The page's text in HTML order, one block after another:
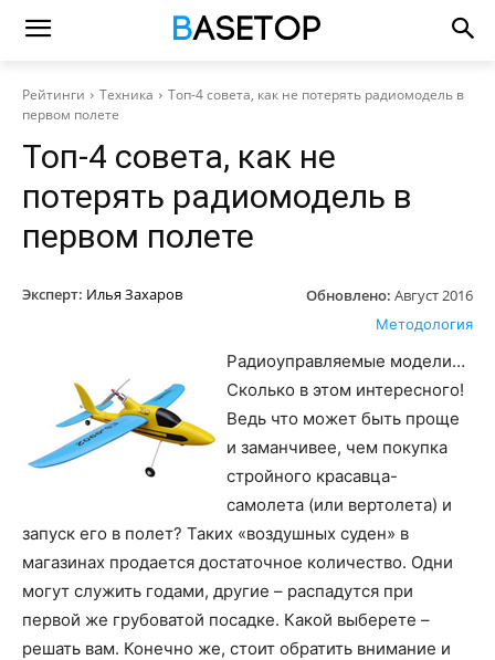
Рейтинги Техника
Топ-4 совета, как не потерять радиомодель в
первом полете
Топ-4 совета, как не
потерять радиомодель в
первом полете
Эксперт: Илья Захаров Обновлено: Август 2016
Методология
Радиоуправляемые модели…
Сколько в этом интересного!
Ведь что может быть проще
и заманчивее, чем покупка
стройного красавца-
самолета (или вертолета) и
запуск его в полет? Таких «воздушных суден» в
магазинах продается достаточное количество. Одни
могут служить годами, другие – распадутся при
первой же грубоватой посадке. Какой выберете –
решать вам. Конечно же, стоит обратить внимание и